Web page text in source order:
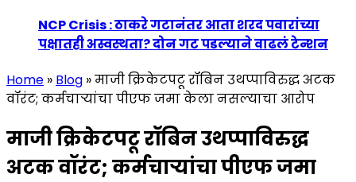
NCP Crisis : ठाकरे गटानंतर आता शरद पवारांच्या
पक्षातही अस्वस्थता? दोन गट पडल्याने वाढलं टेन्शन
Home » Blog »माजी क्रिकेटपटू रॉबिन उथप्पाविरुद्ध अटक
वॉरंट; कर्मचाऱ्यांचा पीएफ जमा केला नसल्याचा आरोप
माजी क्रिकेटपटू रॉबिन उथप्पाविरुद्ध
अटक वॉरंट; कर्मचाऱ्यांचा पीएफ जमा